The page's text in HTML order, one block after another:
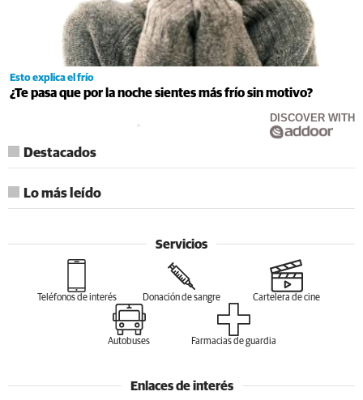
Esto explica el frío
¿Te pasa que por la noche sientes más frío sin motivo?
DISCOVER WITH
Destacados
Lo más leído
Servicios
Teléfonos de interés Donación de sangre Cartelera de cine
Autobuses Farmacias de guardia
Enlaces de interés